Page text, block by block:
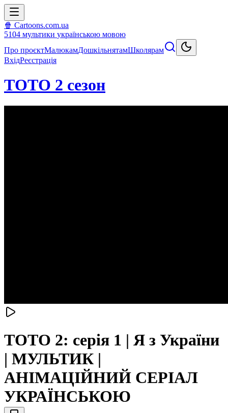
🍿 Cartoons.com.ua
5104 мультики українською мовою
Про проєктМалюкамДошкільнятамШколярам
ВхідРеєстрація
ТОТО 2 сезон
ТОТО 2: серія 1 | Я з України
| МУЛЬТИК |
АНІМАЦІЙНИЙ СЕРІАЛ
УКРАЇНСЬКОЮ